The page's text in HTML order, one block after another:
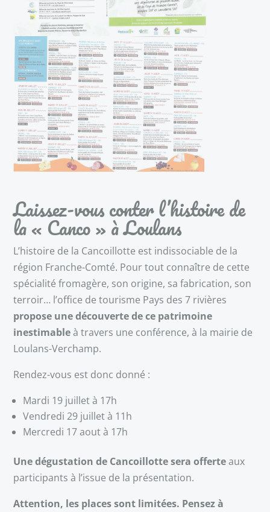
Laissez-vous conter l’histoire de
la « Canco » à Loulans
L’histoire de la Cancoillotte est indissociable de la
région Franche-Comté. Pour tout connaître de cette
spécialité fromagère, son origine, sa fabrication, son
terroir… l’office de tourisme Pays des 7 rivières
propose une découverte de ce patrimoine
inestimableà travers une conférence, à la mairie de
Loulans-Verchamp.
Rendez-vous est donc donné :
Mardi 19 juillet à 17h
Vendredi 29 juillet à 11h
Mercredi 17 aout à 17h
Une dégustation de Cancoillotte sera offerteaux
participants à l’issue de la présentation.
Attention, les places sont limitées. Pensez à